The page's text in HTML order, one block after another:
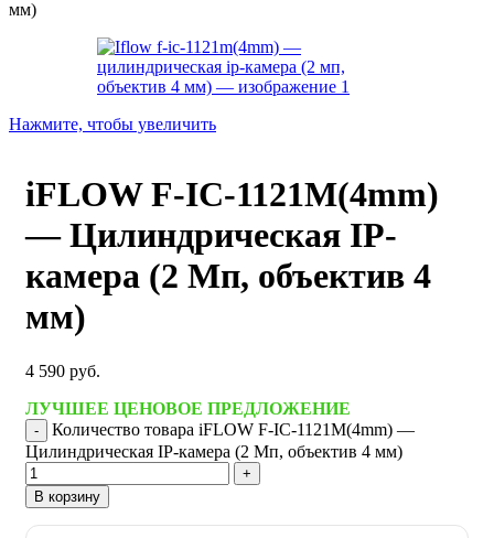
мм)
Нажмите, чтобы увеличить
iFLOW F-IC-1121M(4mm)
— Цилиндрическая IP-
камера (2 Мп, объектив 4
мм)
4 590 руб.
ЛУЧШЕЕ ЦЕНОВОЕ ПРЕДЛОЖЕНИЕ
Количество товара iFLOW F-IC-1121M(4mm) —
Цилиндрическая IP-камера (2 Мп, объектив 4 мм)
В корзину